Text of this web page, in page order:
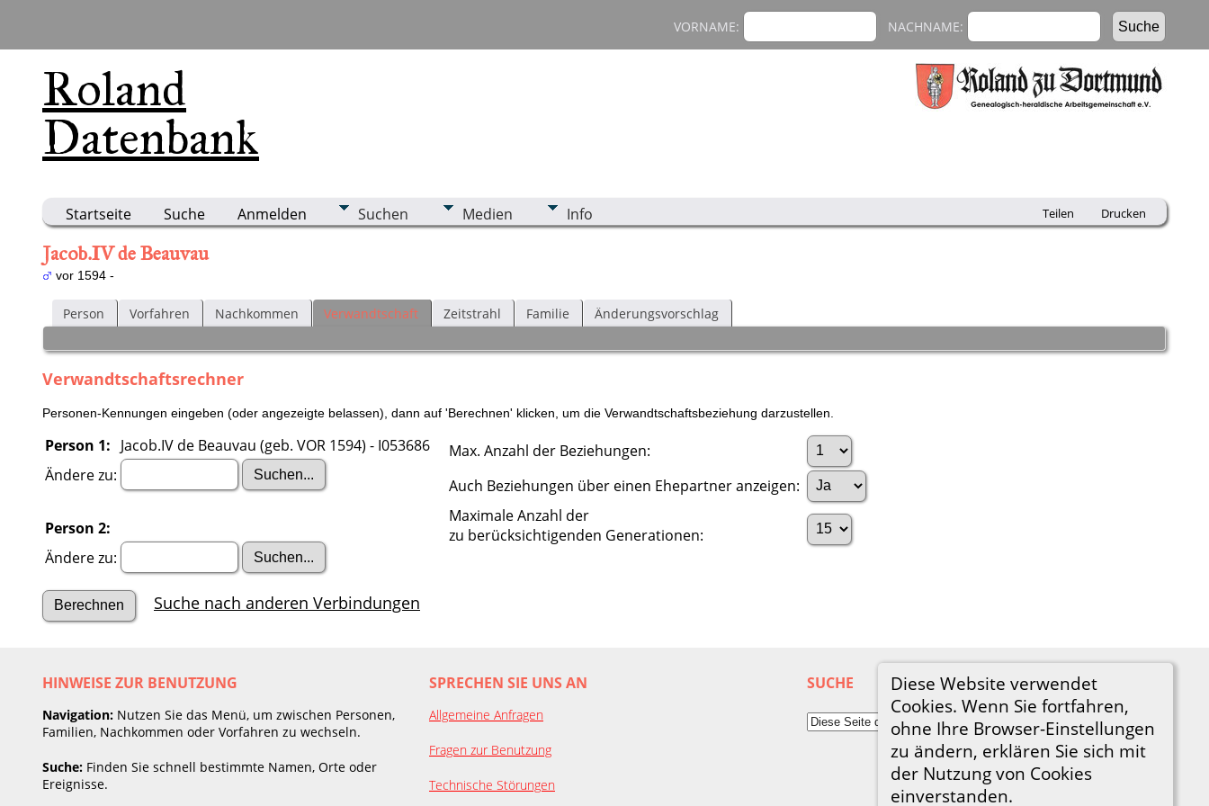
Roland
Datenbank
VORNAME: NACHNAME:
Startseite Suche Anmelden Suchen Medien Info Teilen Drucken
Diese Website verwendet
Cookies. Wenn Sie fortfahren,
ohne Ihre Browser-Einstellungen
zu ändern, erklären Sie sich mit
der Nutzung von Cookies
einverstanden.
Jacob.IV de Beauvau
vor 1594 -
Person Vorfahren Nachkommen Verwandtschaft Zeitstrahl Familie Änderungsvorschlag
Verwandtschaftsrechner
Personen-Kennungen eingeben (oder angezeigte belassen), dann auf 'Berechnen' klicken, um die Verwandtschaftsbeziehung darzustellen.
Person 1: Jacob.IV de Beauvau (geb. VOR 1594) - I053686
Ändere zu:
Person 2:
Ändere zu:
Max. Anzahl der Beziehungen:
Auch Beziehungen über einen Ehepartner anzeigen:
Maximale Anzahl der
zu berücksichtigenden Generationen:
Suche nach anderen Verbindungen
HINWEISE ZUR BENUTZUNG
Navigation: Nutzen Sie das Menü, um zwischen Personen,
Familien, Nachkommen oder Vorfahren zu wechseln.
Suche: Finden Sie schnell bestimmte Namen, Orte oder
Ereignisse.
SPRECHEN SIE UNS AN
Allgemeine Anfragen
Fragen zur Benutzung
Technische Störungen
SUCHE